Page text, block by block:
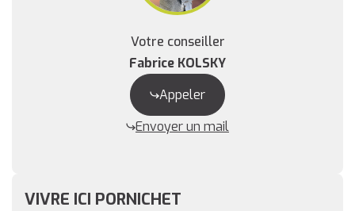
Votre conseiller
Fabrice KOLSKY
Appeler
Envoyer un mail
VIVRE ICI PORNICHET